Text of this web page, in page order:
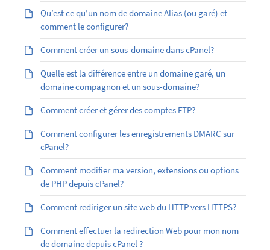
Qu’est ­ce qu’un nom de domaine Alias (ou garé) et
comment le configurer?
Comment créer un sous-domaine dans cPanel?
Quelle est la différence entre un domaine garé, un
domaine compagnon et un sous-domaine?
Comment créer et gérer des comptes FTP?
Comment configurer les enregistrements DMARC sur
cPanel?
Comment modifier ma version, extensions ou options
de PHP depuis cPanel?
Comment rediriger un site web du HTTP vers HTTPS?
Comment effectuer la redirection Web pour mon nom
de domaine depuis cPanel ?